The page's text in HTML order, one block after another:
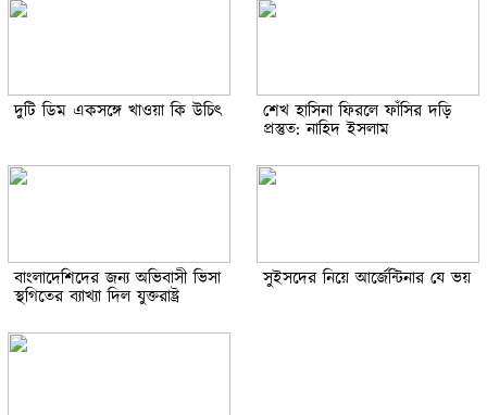
দুটি ডিম একসঙ্গে খাওয়া কি উচিৎ শেখ হাসিনা ফিরলে ফাঁসির দড়ি
প্রস্তুত: নাহিদ ইসলাম
বাংলাদেশিদের জন্য অভিবাসী ভিসা
স্থগিতের ব্যাখ্যা দিল যুক্তরাষ্ট্র
সুইসদের নিয়ে আর্জেন্টিনার যে ভয়